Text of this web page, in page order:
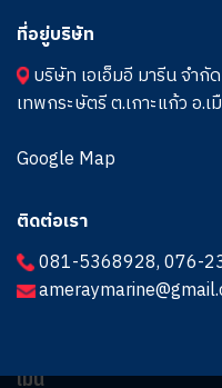
ที่อยู่บริษัท
บริษัท เอเอ็มอี มารีน จำ
เทพกระษัตรี ต.เกาะแก้ว อ.
Google Map
ติดต่อเรา
081-5368928,076-
เมนู